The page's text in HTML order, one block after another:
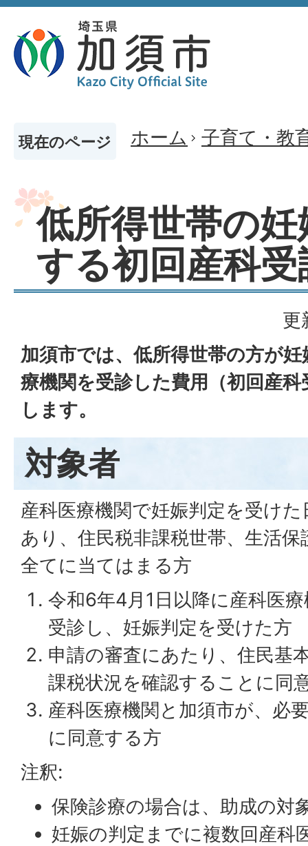
現在のページ ホーム 子育て・教
低所得世帯の
する初回産科
更
加須市では、低所得世帯の方が
療機関を受診した費用（初回産
します。
対象者
産科医療機関で妊娠判定を受け
あり、住民税非課税世帯、生活
全てに当てはまる方
令和6年4月1日以降に産科医
受診し、妊娠判定を受けた方
申請の審査にあたり、住民基
課税状況を確認することに同
産科医療機関と加須市が、必
に同意する方
注釈:
保険診療の場合は、助成の対
妊娠の判定までに複数回産科